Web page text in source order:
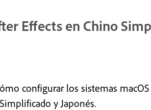
Effects en Chino
configurar los sistemas
y Japonés.